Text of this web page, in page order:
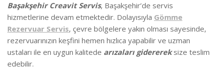
Başakşehir Creavit Servis, Başakşehir’de servis
hizmetlerine devam etmektedir. Dolayısıyla Gömme
Rezervuar Servis, çevre bölgelere yakın olması sayesinde,
rezervuarınızın keşfini hemen hızlıca yapabilir ve uzman
ustaları ile en uygun kalitede arızaları giderereksize teslim
edebilir.